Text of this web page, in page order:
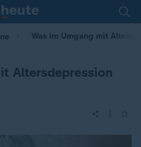
Was im Umgang mit
Altersdepression